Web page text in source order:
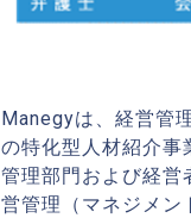
Manegyは、経営管
の特化型人材紹介事
管理部門および経営
営管理（マネジメン